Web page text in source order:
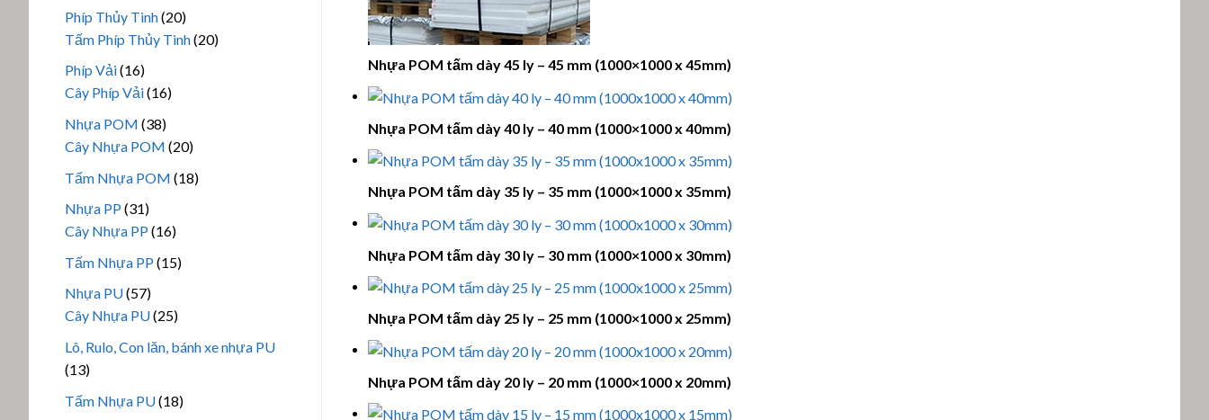
Phíp Thủy Tinh 2020
sản
Tấm Phíp Thủy Tinh 2020
Phíp Vải 1616
sản
Cây Phíp Vải 1616
Nhựa POM 3838
sản
Cây Nhựa POM 2020
phẩm
Tấm Nhựa POM 1818
Nhựa PP 3131
sản
Cây Nhựa PP 1616
phẩm
Tấm Nhựa PP 1515
Nhựa PU 5757
sản
Cây Nhựa PU 2525
Lô, Rulo, Con lăn, bánh xe nhựa PU
1313
phẩm
Tấm Nhựa PU 1818
Nhựa POM tấm dày 45 ly – 45 mm (1000×1000 x 45mm)
Nhựa POM tấm dày 40 ly – 40 mm (1000×1000 x 40mm)
Nhựa POM tấm dày 35 ly – 35 mm (1000×1000 x 35mm)
Nhựa POM tấm dày 30 ly – 30 mm (1000×1000 x 30mm)
Nhựa POM tấm dày 25 ly – 25 mm (1000×1000 x 25mm)
Nhựa POM tấm dày 20 ly – 20 mm (1000×1000 x 20mm)